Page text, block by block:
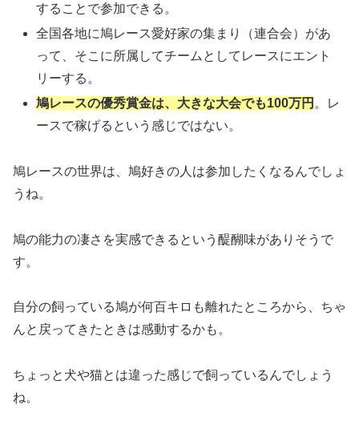
することで参加できる。
全国各地に鳩レース愛好家の集まり（連合会）があ
って、そこに所属してチームとしてレースにエント
リーする。
鳩レースの優秀賞金は、大きな大会でも100万円 。レ
ースで稼げるという感じではない。
鳩レースの世界は、鳩好きの人は参加したくなるんでしょ
うね。
鳩の能力の凄さを実感できるという醍醐味がありそうで
す。
自分の飼っている鳩が何百キロも離れたところから、ちゃ
んと戻ってきたときは感動するかも。
ちょっと犬や猫とは違った感じで飼っているんでしょう
ね。